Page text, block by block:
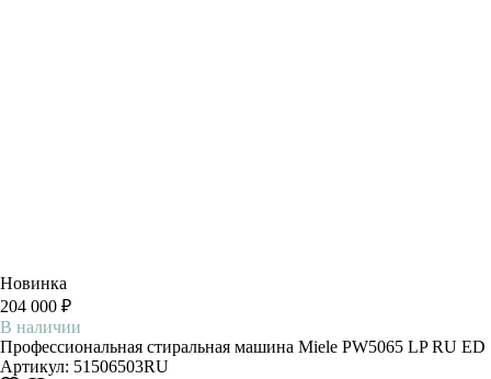
Новинка
204 000 ₽
В наличии
Профессиональная стиральная машина Miele PW5065 LP RU ED
Артикул: 51506503RU